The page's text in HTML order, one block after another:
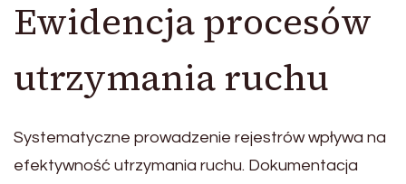
Ewidencja procesów
utrzymania ruchu
Systematyczne prowadzenie rejestrów wpływa na
efektywność utrzymania ruchu. Dokumentacja